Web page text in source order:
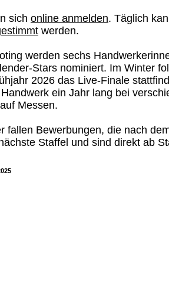
sich online anmelden. Täglich
werden.
werden sechs
Stars nominiert. Im Winter
2026 das Live-Finale
ein Jahr lang bei
Messen.
fallen Bewerbungen, die nach
Staffel und sind direkt ab